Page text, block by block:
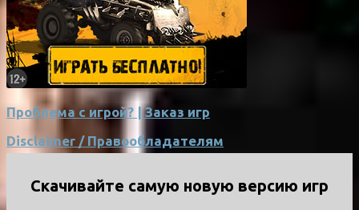
Проблема с игрой? | Заказ игр
Disclaimer / Правообладателям
Скачивайте самую новую версию игр